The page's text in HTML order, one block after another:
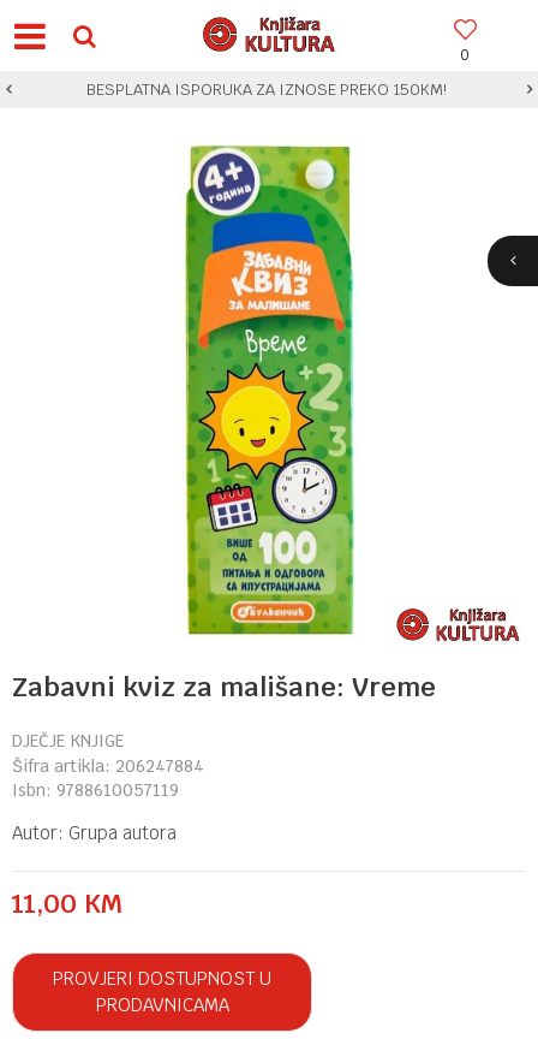
0
BESPLATNA ISPORUKA ZA IZNOSE PREKO 150KM!
Zabavni kviz za mališane: Vreme
DJEČJE KNJIGE
Šifra artikla: 206247884
Isbn: 9788610057119
Autor: Grupa autora
11,00 KM
PROVJERI DOSTUPNOST U
PRODAVNICAMA